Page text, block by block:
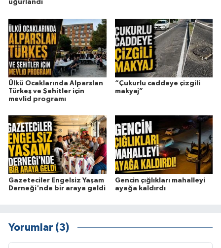
uğurlandı
Ülkü Ocaklarında Alparslan
Türkeş ve Şehitler için
mevlid programı
“Çukurlu caddeye çizgili
makyaj”
Gazeteciler Engelsiz Yaşam
Derneği'nde bir araya geldi
Gencin çığlıkları mahalleyi
ayağa kaldırdı
Yorumlar (3)